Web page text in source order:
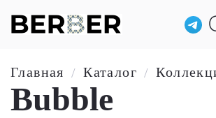
Главная / Каталог /
Bubble